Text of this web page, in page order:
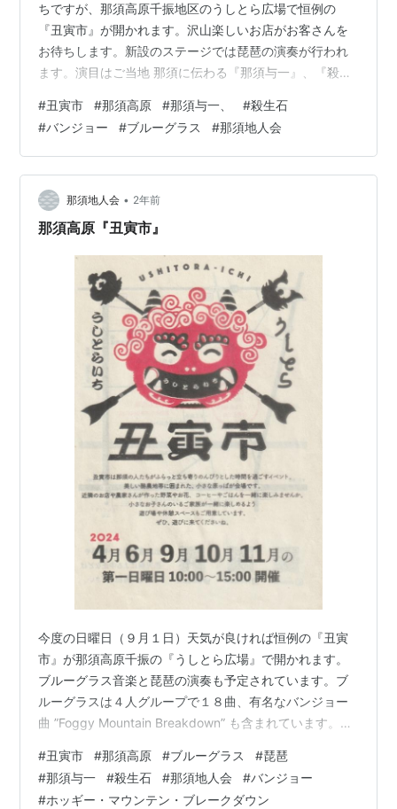
ちですが、那須高原千振地区のうしとら広場で恒例の
『丑寅市』が開かれます。沢山楽しいお店がお客さんを
お待ちします。新設のステージでは琵琶の演奏が行われ
ます。演目はご当地 那須に伝わる『那須与一』、『殺生
様の関心が高まれば良いと思います。 子どもさんにも解
りやすい内容になっています。簡単なワークショップも
ありそう。 那須地人会ではギターとバンジョーを並べ自
由に触って弾いてもらうよう準備します。 子どもたち沢
山来てね。
#丑寅市 #那須高原 #那須与一、 #殺生石
#バンジョー #ブルーグラス #那須地人会
那須地人会 • 2年前
那須高原『丑寅市』
今度の日曜日（９月１日）天気が良ければ恒例の『丑寅
市』が那須高原千振の『うしとら広場』で開かれます。
ブルーグラス音楽と琵琶の演奏も予定されています。ブ
ルーグラスは４人グループで１８曲、有名なバンジョー
曲 ”Foggy Mountain Breakdown” も含まれています。琵
します。子供さんにも分かりやすい内容です。 台風の状
況によっては中止になります。
#丑寅市 #那須高原 #ブルーグラス #琵琶
#那須与一 #殺生石 #那須地人会 #バンジョー
#ホッギー・マウンテン・ブレークダウン